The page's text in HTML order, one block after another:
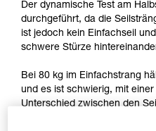
aufmerksam durch,
ziehen. Um diese
verstehen zu
der
Die Beherrschung
entsprechende
Training voraus.
Der dynamische Test am
durchgeführt, da die
ist jedoch kein Einfachseil
schwere Stürze
Bei 80 kg im Einfachstrang
und es ist schwierig, mit
Unterschied zwischen den